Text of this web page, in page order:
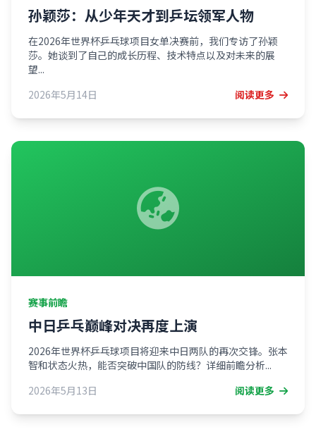
孙颖莎：从少年天才到乒坛领军人物
在2026年世界杯乒乓球项目女单决赛前，我们专访了孙颖
莎。她谈到了自己的成长历程、技术特点以及对未来的展
望...
2026年5月14日
阅读更多
赛事前瞻
中日乒乓巅峰对决再度上演
2026年世界杯乒乓球项目将迎来中日两队的再次交锋。张本
智和状态火热，能否突破中国队的防线？详细前瞻分析...
2026年5月13日
阅读更多